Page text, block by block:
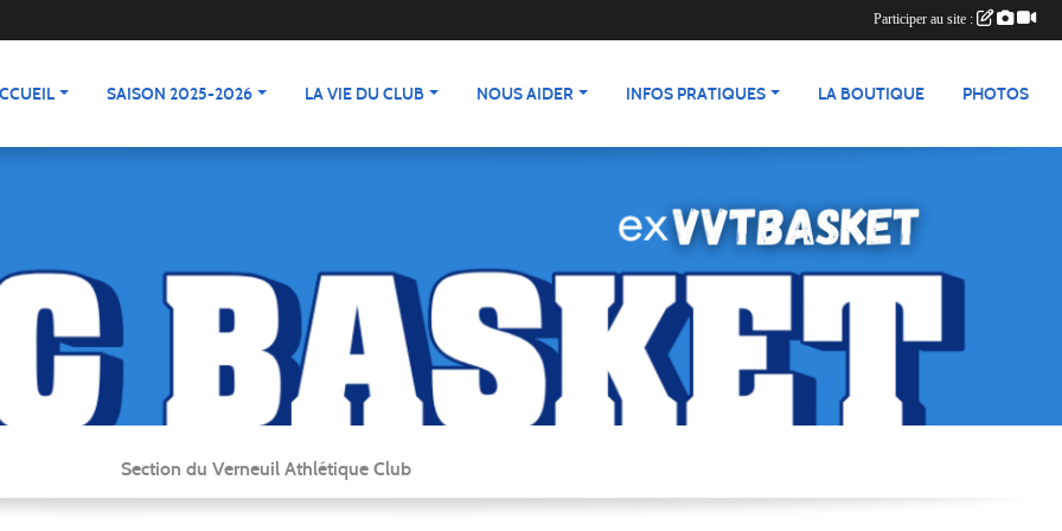
SAISON 2025-2026 LA VIE DU CLUB NOUS AIDER INFOS PRATIQUES LA BOUTIQUE PHOTOS
Section du Verneuil Athlétique Club
Participer au site :